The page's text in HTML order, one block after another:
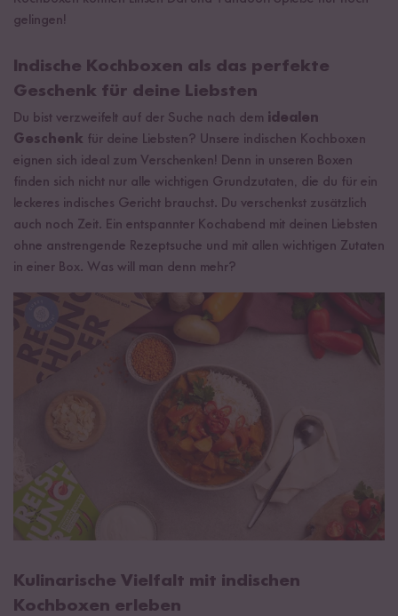
gelingen!
Indische Kochboxen als das perfekte
Geschenk für deine Liebsten
Du bist verzweifelt auf der Suche nach dem idealen
Geschenk für deine Liebsten? Unsere indischen Kochboxen
eignen sich ideal zum Verschenken! Denn in unseren Boxen
finden sich nicht nur alle wichtigen Grundzutaten, die du für ein
leckeres indisches Gericht brauchst. Du verschenkst zusätzlich
auch noch Zeit. Ein entspannter Kochabend mit deinen Liebsten
ohne anstrengende Rezeptsuche und mit allen wichtigen Zutaten
in einer Box. Was will man denn mehr?
Kulinarische Vielfalt mit indischen
Kochboxen erleben